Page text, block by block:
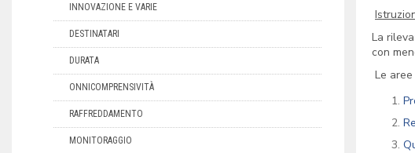
INNOVAZIONE E VARIE
DESTINATARI
DURATA
ONNICOMPRENSIVITÀ
RAFFREDDAMENTO
MONITORAGGIO
La
con
Le